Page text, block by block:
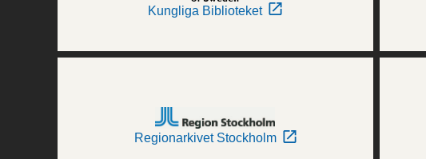
Kungliga Biblioteket
Regionarkivet Stockholm